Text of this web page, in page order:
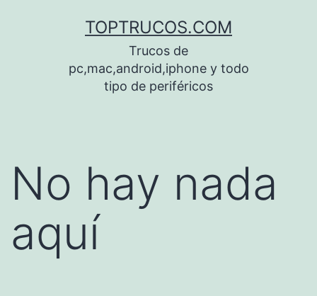
TOPTRUCOS.COM
Trucos de
pc,mac,android,iphone y todo
tipo de periféricos
No hay nada
aquí